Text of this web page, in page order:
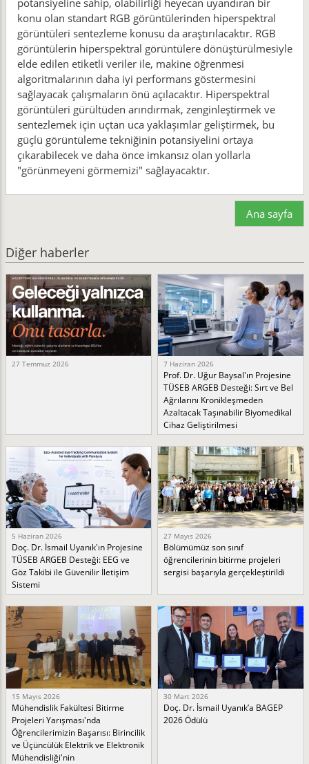
potansiyeline sahip, olabilirliği heyecan uyandıran bir
konu olan standart RGB görüntülerinden hiperspektral
görüntüleri sentezleme konusu da araştırılacaktır. RGB
görüntülerin hiperspektral görüntülere dönüştürülmesiyle
elde edilen etiketli veriler ile, makine öğrenmesi
algoritmalarının daha iyi performans göstermesini
sağlayacak çalışmaların önü açılacaktır. Hiperspektral
görüntüleri gürültüden arındırmak, zenginleştirmek ve
sentezlemek için uçtan uca yaklaşımlar geliştirmek, bu
güçlü görüntüleme tekniğinin potansiyelini ortaya
çıkarabilecek ve daha önce imkansız olan yollarla
"görünmeyeni görmemizi" sağlayacaktır.
Ana sayfa
Diğer haberler
27 Temmuz 2026 7 Haziran 2026
Prof. Dr. Uğur Baysal'ın Projesine
TÜSEB ARGEB Desteği: Sırt ve Bel
Ağrılarını Kronikleşmeden
Azaltacak Taşınabilir Biyomedikal
Cihaz Geliştirilmesi
5 Haziran 2026
Doç. Dr. İsmail Uyanık'ın Projesine
TÜSEB ARGEB Desteği: EEG ve
Göz Takibi ile Güvenilir İletişim
Sistemi
27 Mayıs 2026
Bölümümüz son sınıf
öğrencilerinin bitirme projeleri
sergisi başarıyla gerçekleştirildi
15 Mayıs 2026
Mühendislik Fakültesi Bitirme
Projeleri Yarışması'nda
Öğrencilerimizin Başarısı: Birincilik
ve Üçüncülük Elektrik ve Elektronik
Mühendisliği'nin
30 Mart 2026
Doç. Dr. İsmail Uyanık’a BAGEP
2026 Ödülü